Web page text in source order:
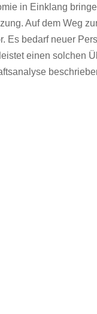
in Einklang
Auf dem Weg
Es bedarf neuer
einen solchen